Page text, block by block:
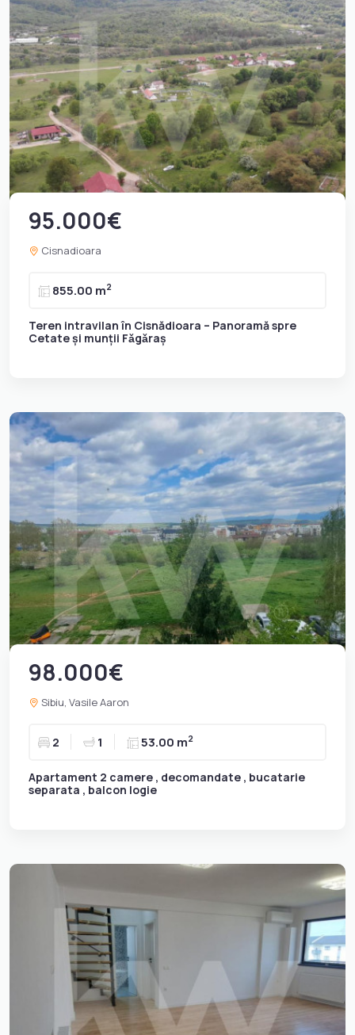
95.000€
Cisnadioara
855.00 m2
Teren intravilan în Cisnădioara – Panoramă spre
Cetate și munții Fǎgǎraș
98.000€
Sibiu, Vasile Aaron
2 1 53.00 m2
Apartament 2 camere , decomandate , bucatarie
separata , balcon logie